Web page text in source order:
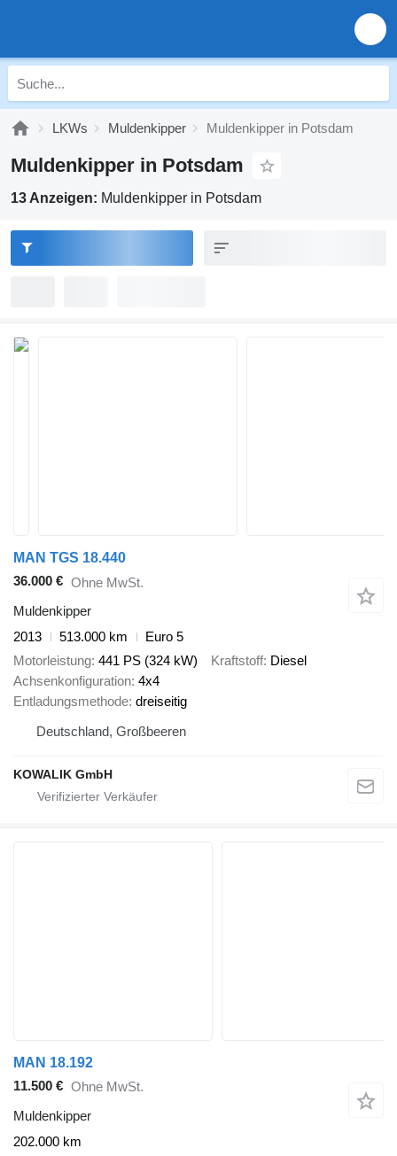
LKWs Muldenkipper Muldenkipper in Potsdam
Muldenkipper in Potsdam
13 Anzeigen: Muldenkipper in Potsdam
MAN TGS 18.440
36.000 € Ohne MwSt.
Muldenkipper
2013
513.000 km
Euro 5
Motorleistung 441 PS (324 kW) Kraftstoff Diesel
Achsenkonfiguration 4x4
Entladungsmethode dreiseitig
Deutschland, Großbeeren
KOWALIK GmbH
MAN 18.192
11.500 € Ohne MwSt.
Muldenkipper
202.000 km